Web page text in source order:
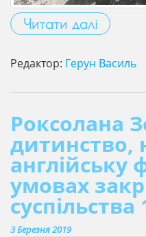
Читати далі
Редактор: Герун Василь
Роксолана
дитинство,
англійську
умовах
3 Березня 2019